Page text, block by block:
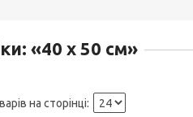
«40 х 50 см»